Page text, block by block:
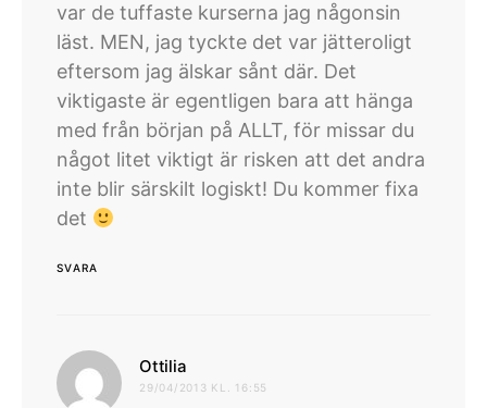
var de tuffaste kurserna jag någonsin
läst. MEN, jag tyckte det var jätteroligt
eftersom jag älskar sånt där. Det
viktigaste är egentligen bara att hänga
med från början på ALLT, för missar du
något litet viktigt är risken att det andra
inte blir särskilt logiskt! Du kommer fixa
det
SVARA
Ottilia
29/04/2013 KL. 16:55